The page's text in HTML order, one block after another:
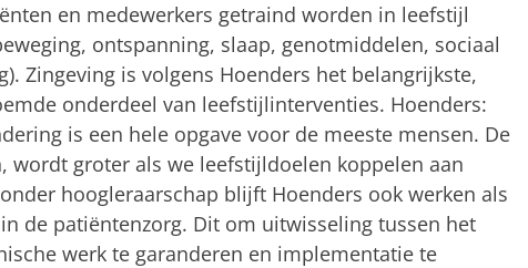
en medewerkers getraind worden in leefstijl
ontspanning, slaap, genotmiddelen, sociaal
Zingeving is volgens Hoenders het belangrijkste,
onderdeel van leefstijlinterventies. Hoenders:
is een hele opgave voor de meeste mensen. De
wordt groter als we leefstijldoelen koppelen aan
hoogleraarschap blijft Hoenders ook werken als
de patiëntenzorg. Dit om uitwisseling tussen het
werk te garanderen en implementatie te